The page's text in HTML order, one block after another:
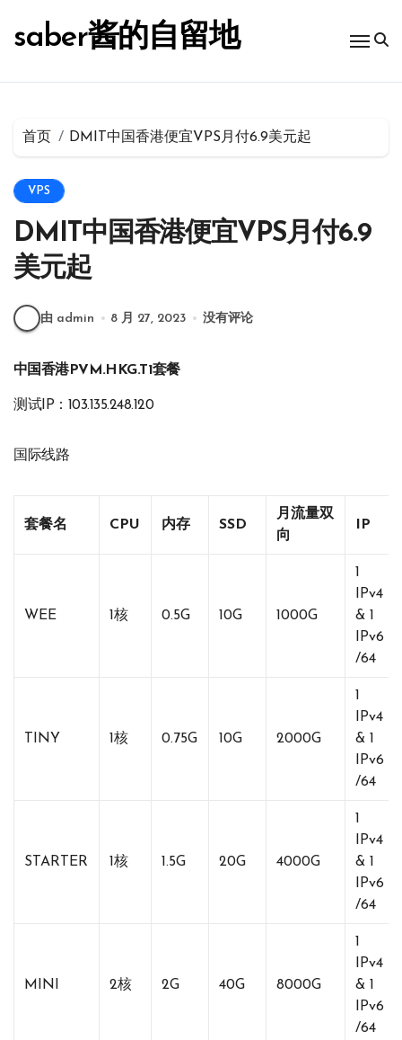
saber酱的自留地
首页 DMIT中国香港便宜VPS月付6.9美元起
VPS
DMIT中国香港便宜VPS月付6.9
美元起
由 admin 8 月 27, 2023 没有评论
中国香港PVM.HKG.T1套餐
测试IP：103.135.248.120
国际线路
套餐名 CPU 内存 SSD
月流量双
向
IP
WEE 1核 0.5G 10G 1000G
1
IPv4
& 1
IPv6
/64
TINY 1核 0.75G 10G 2000G
1
IPv4
& 1
IPv6
/64
STARTER 1核 1.5G 20G 4000G
1
IPv4
& 1
IPv6
/64
MINI 2核 2G 40G 8000G
1
IPv4
& 1
IPv6
/64